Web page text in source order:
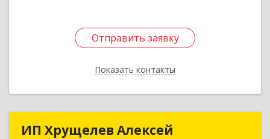
Отправить заявку
Показать контакты
Отправить заявку
Назад
ИП Хрущелев Алексей
ИП Хрущелев Алексей